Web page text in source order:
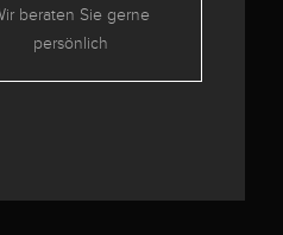
beraten Sie gerne
persönlich